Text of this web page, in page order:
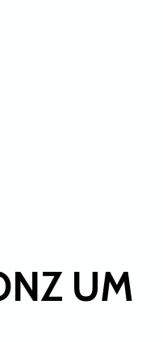
UM